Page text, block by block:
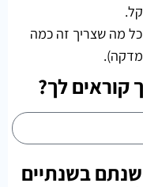
מה שצריך זה כמה
מדקה).
קוראים לך?
בשנתיים